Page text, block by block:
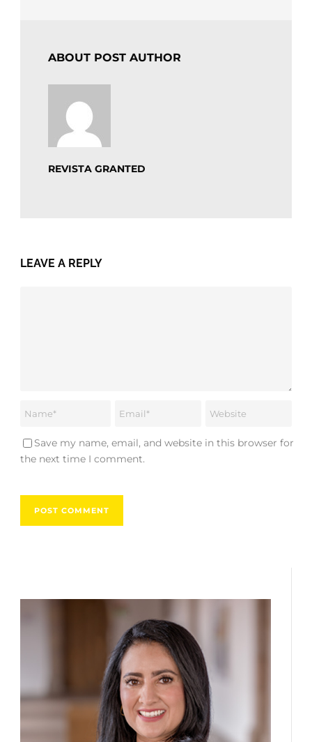
ABOUT POST AUTHOR
REVISTA GRANTED
LEAVE A REPLY
Save my name, email, and website in this browser for
the next time I comment.